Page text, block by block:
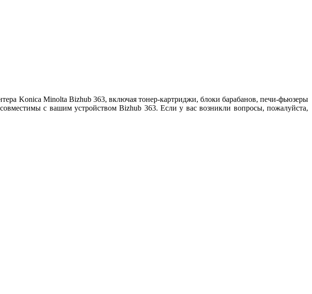
Konica Minolta Bizhub 363, включая тонер-картриджи, блоки барабанов, печи-фьюзеры
с вашим устройством Bizhub 363. Если у вас возникли вопросы, пожалуйста,